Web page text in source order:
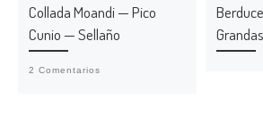
Collada Moandi — Pico
Cunio — Sellaño
2 Comentarios